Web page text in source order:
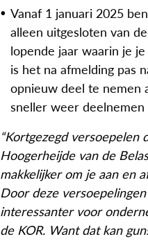
Vanaf 1 januari 2025
alleen uitgesloten van
lopende jaar waarin je
is het na afmelding pas
opnieuw deel te nemen
sneller weer deelnemen
“Kortgezegd versoepelen
Hoogerheijde van de
makkelijker om je aan en
Door deze
interessanter voor
de KOR. Want dat kan